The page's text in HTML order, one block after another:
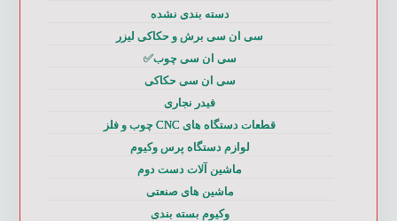
دسته بندی نشده
سی ان سی برش و حکاکی لیزر
سی ان سی چوب✅
سی ان سی حکاکی
فیدر نجاری
قطعات دستگاه های CNC چوب و فلز
لوازم دستگاه پرس وکیوم
ماشین آلات دست دوم
ماشین های صنعتی
وکیوم بسته بندی